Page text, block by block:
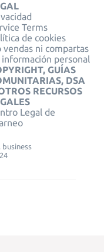
Terms
de cookies
vendas ni compartas
información personal
GUÍAS
DSA
RECURSOS
Legal de
business